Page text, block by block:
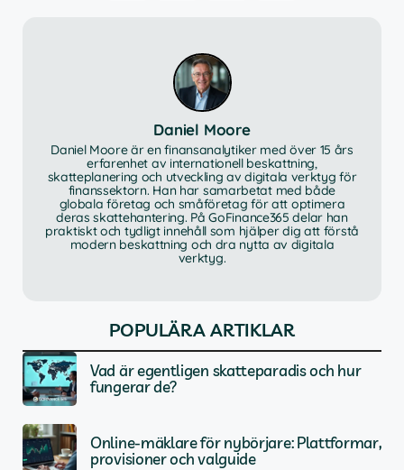
Daniel Moore
Daniel Moore är en finansanalytiker med över 15 års
erfarenhet av internationell beskattning,
skatteplanering och utveckling av digitala verktyg för
finanssektorn. Han har samarbetat med både
globala företag och småföretag för att optimera
deras skattehantering. På GoFinance365 delar han
praktiskt och tydligt innehåll som hjälper dig att förstå
modern beskattning och dra nytta av digitala
verktyg.
POPULÄRA ARTIKLAR
Vad är egentligen skatteparadis och hur
fungerar de?
Online-mäklare för nybörjare: Plattformar,
provisioner och valguide